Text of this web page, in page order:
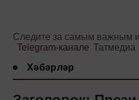
Следите за самым важным
Telegram-канале Татмедиа
Хәбәрләр